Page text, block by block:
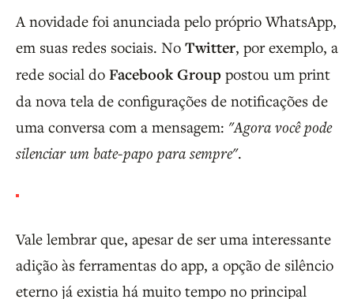
A novidade foi anunciada pelo próprio WhatsApp,
em suas redes sociais. No Twitter, por exemplo, a
rede social do Facebook Group postou um print
da nova tela de configurações de notificações de
uma conversa com a mensagem: "Agora você pode
silenciar um bate-papo para sempre".
Vale lembrar que, apesar de ser uma interessante
adição às ferramentas do app, a opção de silêncio
eterno já existia há muito tempo no principal